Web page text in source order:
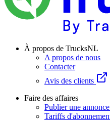
À propos de TrucksNL
A propos de nous
Contacter
Avis des clients
Faire des affaires
Publier une
Tariffs